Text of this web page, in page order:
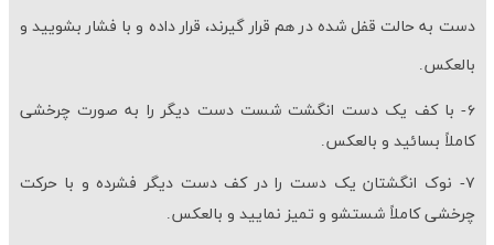
دست به حالت قفل شده در هم قرار گیرند، قرار داده و با فشار بشویید و
بالعکس.
۶- با کف یک دست انگشت شست دست دیگر را به صورت چرخشی
کاملاً بسائید و بالعکس.
۷- نوک انگشتان یک دست را در کف دست دیگر فشرده و با حرکت
چرخشی کاملاً شستشو و تمیز نمایید و بالعکس.